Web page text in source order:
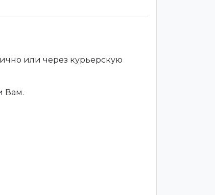
или через курьерскую
Вам.